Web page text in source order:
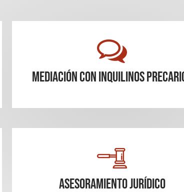
mediación con inquilinos
Asesoramiento Jurídico